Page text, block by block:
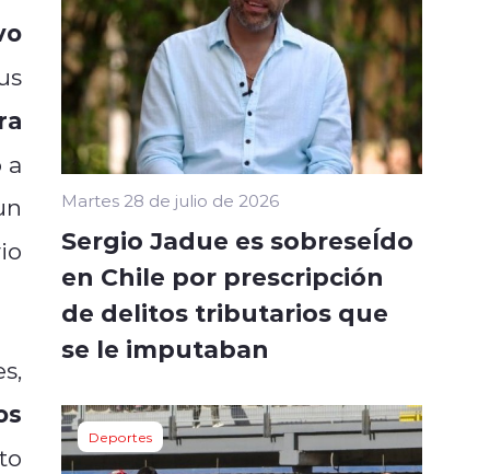
a
Martes 28 de julio de 2026
Sergio Jadue es sobreseÍdo
en Chile por prescripción
de delitos tributarios que
se le imputaban
Deportes